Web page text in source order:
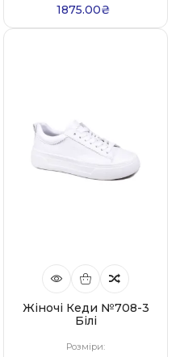
1875.00₴
Жіночі Кеди №708-3
Білі
Розміри: